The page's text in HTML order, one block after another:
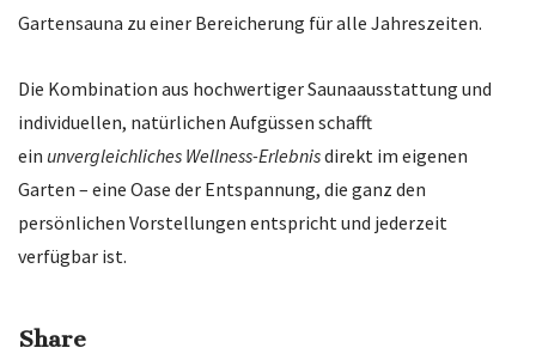
Gartensauna zu einer Bereicherung für alle Jahreszeiten.
Die Kombination aus hochwertiger Saunaausstattung und
individuellen, natürlichen Aufgüssen schafft
ein unvergleichliches Wellness-Erlebnisdirekt im eigenen
Garten – eine Oase der Entspannung, die ganz den
persönlichen Vorstellungen entspricht und jederzeit
verfügbar ist.
Share